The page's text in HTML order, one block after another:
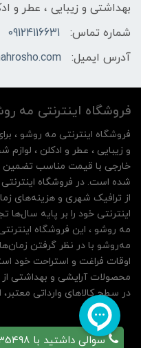
بهداشتی و زیبایی ، عطر و
شماره تماس:
09124116631
آدرس ایمیل:
فروشگاه اینترنتی مه‌
فروشگاه اینترنتی مه‌ رو‌شو ،
و زیبایی ، عطر و ادکلن ، لوازم
خارجی با قیمت مناسب تضمین
شده است. در فروشگاه
از ترافیک شهری و هزینه‌های
مه روشو ، این فروشگاه
مه‌رو‌شو با در نظر گرفتن
اوقات فراغت و استراحت خود
محصولات آرایشی و بهداشتی
در سطح کالاهای وارداتی معتبر،